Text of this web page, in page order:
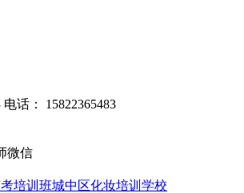
电话： 15822365483
微信
培训班城中区化妆培训学校